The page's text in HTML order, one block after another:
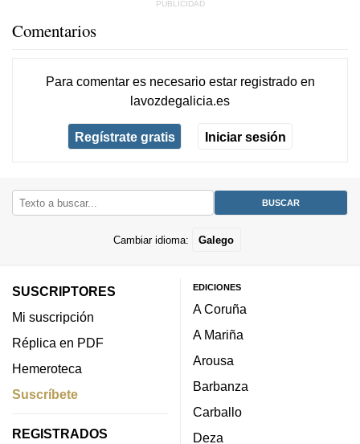
Comentarios
Para comentar es necesario estar registradoen
lavozdegalicia.es
Regístrate gratis Iniciar sesión
Cambiar idioma: Galego
SUSCRIPTORES
Mi suscripción
Réplica en PDF
Hemeroteca
Suscríbete
REGISTRADOS
EDICIONES
A Coruña
A Mariña
Arousa
Barbanza
Carballo
Deza